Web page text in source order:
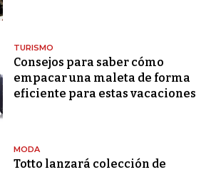
TURISMO
Consejos para saber cómo
empacar una maleta de forma
eficiente para estas vacaciones
MODA
Totto lanzará colección de